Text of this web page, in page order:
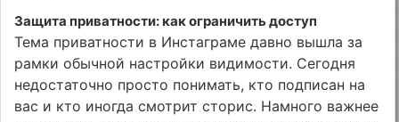
Защита приватности: как ограничить доступ
Тема приватности в Инстаграме давно вышла за
рамки обычной настройки видимости. Сегодня
недостаточно просто понимать, кто подписан на
вас и кто иногда смотрит сторис. Намного важнее